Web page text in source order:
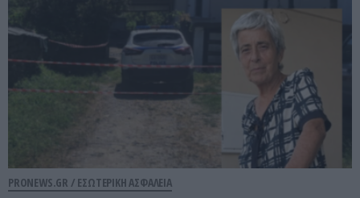
PRONEWS.GR / ΕΣΩΤΕΡΙΚΗ ΑΣΦΑΛΕΙΑ